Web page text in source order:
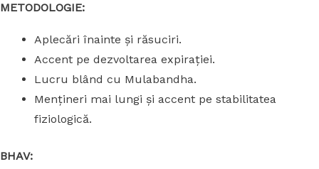
METODOLOGIE:
Aplecări înainte și răsuciri.
Accent pe dezvoltarea expirației.
Lucru blând cu Mulabandha.
Mențineri mai lungi și accent pe stabilitatea
fiziologică.
BHAV: